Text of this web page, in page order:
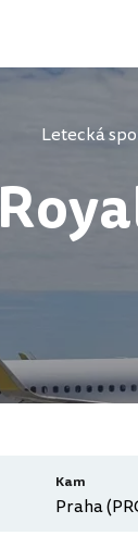
Letecká
Kam